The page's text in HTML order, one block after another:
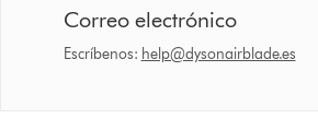
Correo electrónico
Escríbenos: help@dysonairblade.es